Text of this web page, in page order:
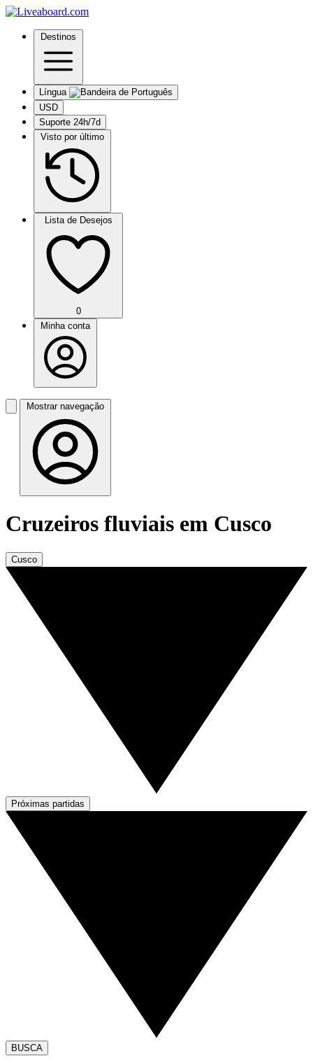
Destinos
Língua
USD
Suporte 24h/7d
Visto por último
Lista de Desejos
0
Minha conta
Mostrar navegação
Cruzeiros fluviais em Cusco
Cusco
Próximas partidas
BUSCA